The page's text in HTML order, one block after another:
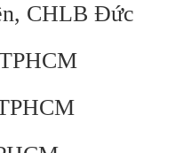
CHLB Đức